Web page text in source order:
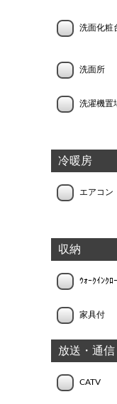
洗面化粧
洗面所
洗濯機置
冷暖房
エアコン
収納
ｳｫｰｸｲﾝｸﾛ
家具付
放送・通信
CATV